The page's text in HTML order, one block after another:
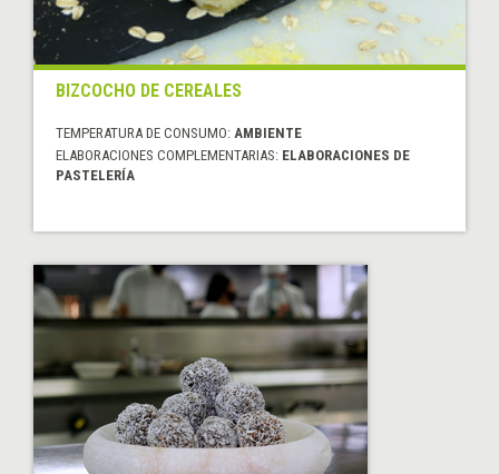
BIZCOCHO DE CEREALES
TEMPERATURA DE CONSUMO: AMBIENTE
ELABORACIONES COMPLEMENTARIAS: ELABORACIONES DE
PASTELERÍA